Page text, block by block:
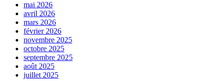
mai 2026
avril 2026
mars 2026
février 2026
novembre 2025
octobre 2025
septembre 2025
août 2025
juillet 2025